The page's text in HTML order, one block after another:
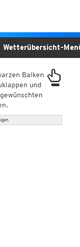
Balken
und
Wetterübersicht-